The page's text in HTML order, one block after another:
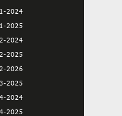
2024
2025
2024
2025
2026
2025
2024
2025